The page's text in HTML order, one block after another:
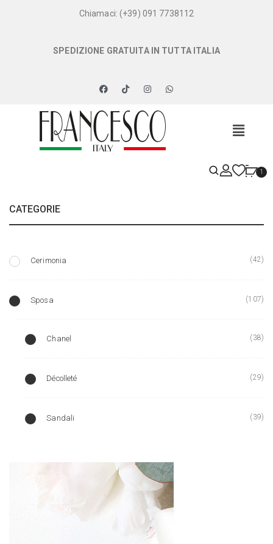
Chiamaci: (+39) 091 7738112
SPEDIZIONE GRATUITA IN TUTTA ITALIA
1
CATEGORIE
Cerimonia (42)
Sposa (107)
Chanel (38)
Décolleté (29)
Sandali (39)